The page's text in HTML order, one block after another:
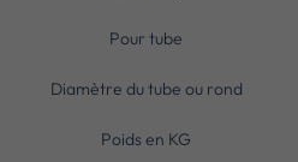
Pour tube
Diamètre du tube ou rond
Poids en KG